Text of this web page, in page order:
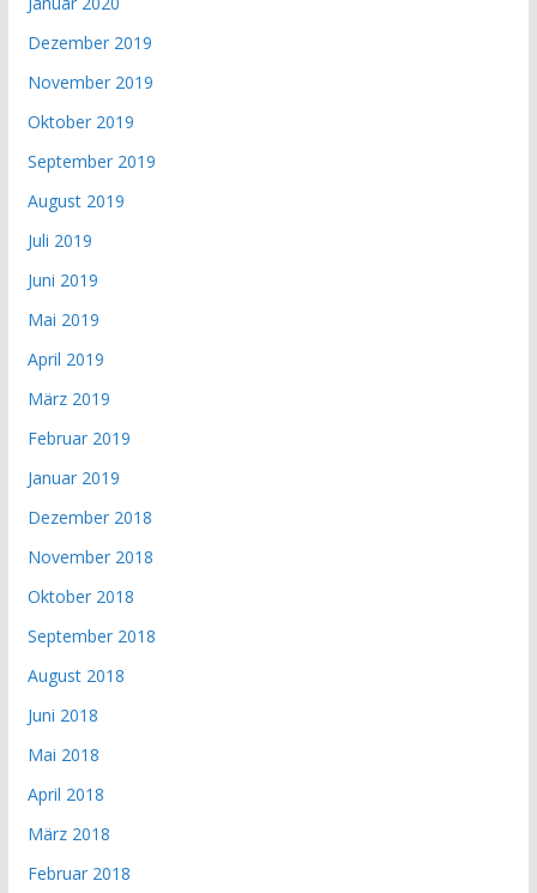
Dezember 2019
November 2019
Oktober 2019
September 2019
August 2019
Juli 2019
Juni 2019
Mai 2019
April 2019
März 2019
Februar 2019
Januar 2019
Dezember 2018
November 2018
Oktober 2018
September 2018
August 2018
Juni 2018
Mai 2018
April 2018
März 2018
Februar 2018